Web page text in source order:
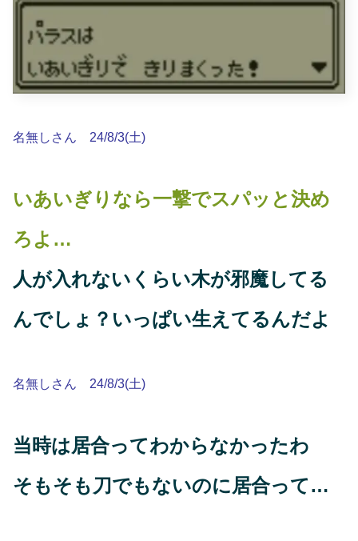
名無しさん 24/8/3(土)
いあいぎりなら一撃でスパッと決め
ろよ…
人が入れないくらい木が邪魔してる
んでしょ？いっぱい生えてるんだよ
名無しさん 24/8/3(土)
当時は居合ってわからなかったわ
そもそも刀でもないのに居合って…